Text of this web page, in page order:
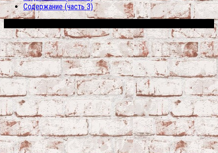
Содержание (часть 3)